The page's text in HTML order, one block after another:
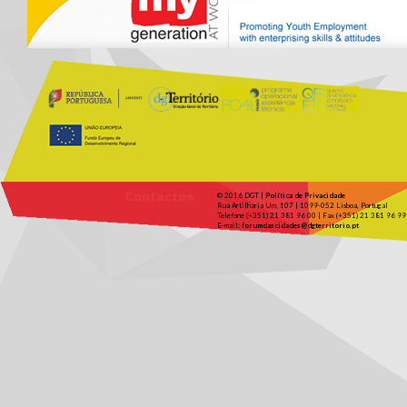
© 2016 DGT | Política de Privacidade
Rua Artilharia Um, 107 | 1099-052 Lisboa, Portugal
Telefone (+351) 21 381 96 00 | Fax (+351) 21 381 96 99
E-mail: forumdascidades@dgterritorio.pt